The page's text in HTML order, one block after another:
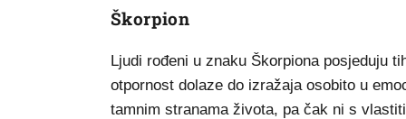
Škorpion
Ljudi rođeni u znaku Škorpiona posjeduju
otpornost dolaze do izražaja osobito u
tamnim stranama života, pa čak ni s